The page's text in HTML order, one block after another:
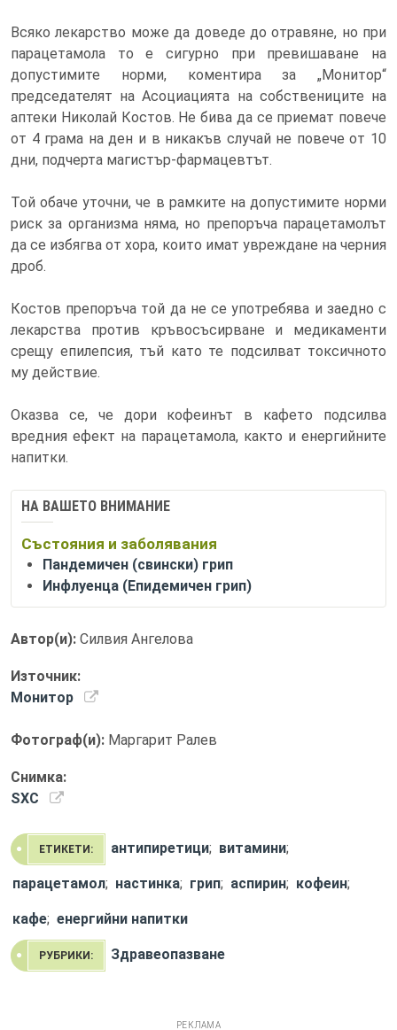
Всяко лекарство може да доведе до отравяне, но при
парацетамола то е сигурно при превишаване на
допустимите норми, коментира за „Монитор“
председателят на Асоциацията на собствениците на
аптеки Николай Костов. Не бива да се приемат повече
от 4 грама на ден и в никакъв случай не повече от 10
дни, подчерта магистър-фармацевтът.
Той обаче уточни, че в рамките на допустимите норми
риск за организма няма, но препоръча парацетамолът
да се избягва от хора, които имат увреждане на черния
дроб.
Костов препоръча той да не се употребява и заедно с
лекарства против кръвосъсирване и медикаменти
срещу епилепсия, тъй като те подсилват токсичното
му действие.
Оказва се, че дори кофеинът в кафето подсилва
вредния ефект на парацетамола, както и енергийните
напитки.
НА ВАШЕТО ВНИМАНИЕ
Състояния и заболявания
Пандемичен (свински) грип
Инфлуенца (Епидемичен грип)
Автор(и): Силвия Ангелова
Източник:
Монитор
Фотограф(и): Маргарит Ралев
Снимка:
SXC
ЕТИКЕТИ: антипиретици; витамини;
парацетамол; настинка; грип; аспирин; кофеин;
кафе; енергийни напитки
РУБРИКИ: Здравеопазване
РЕКЛАМА